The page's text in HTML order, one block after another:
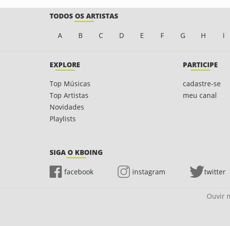
TODOS OS ARTISTAS
A B C D E F G H I
EXPLORE
Top Músicas
Top Artistas
Novidades
Playlists
PARTICIPE
cadastre-se
meu canal
SIGA O KBOING
facebook instagram twitter
Ouvir